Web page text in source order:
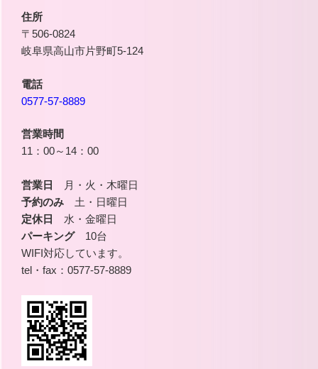
住所
〒506-0824
岐阜県高山市片野町5-124
電話
0577-57-8889
営業時間
11：00～14：00
営業日
月・火・木曜日
予約のみ 土・日曜日
定休日
水・金曜日
パーキング10台
WIFI対応しています。
tel・fax：0577-57-8889